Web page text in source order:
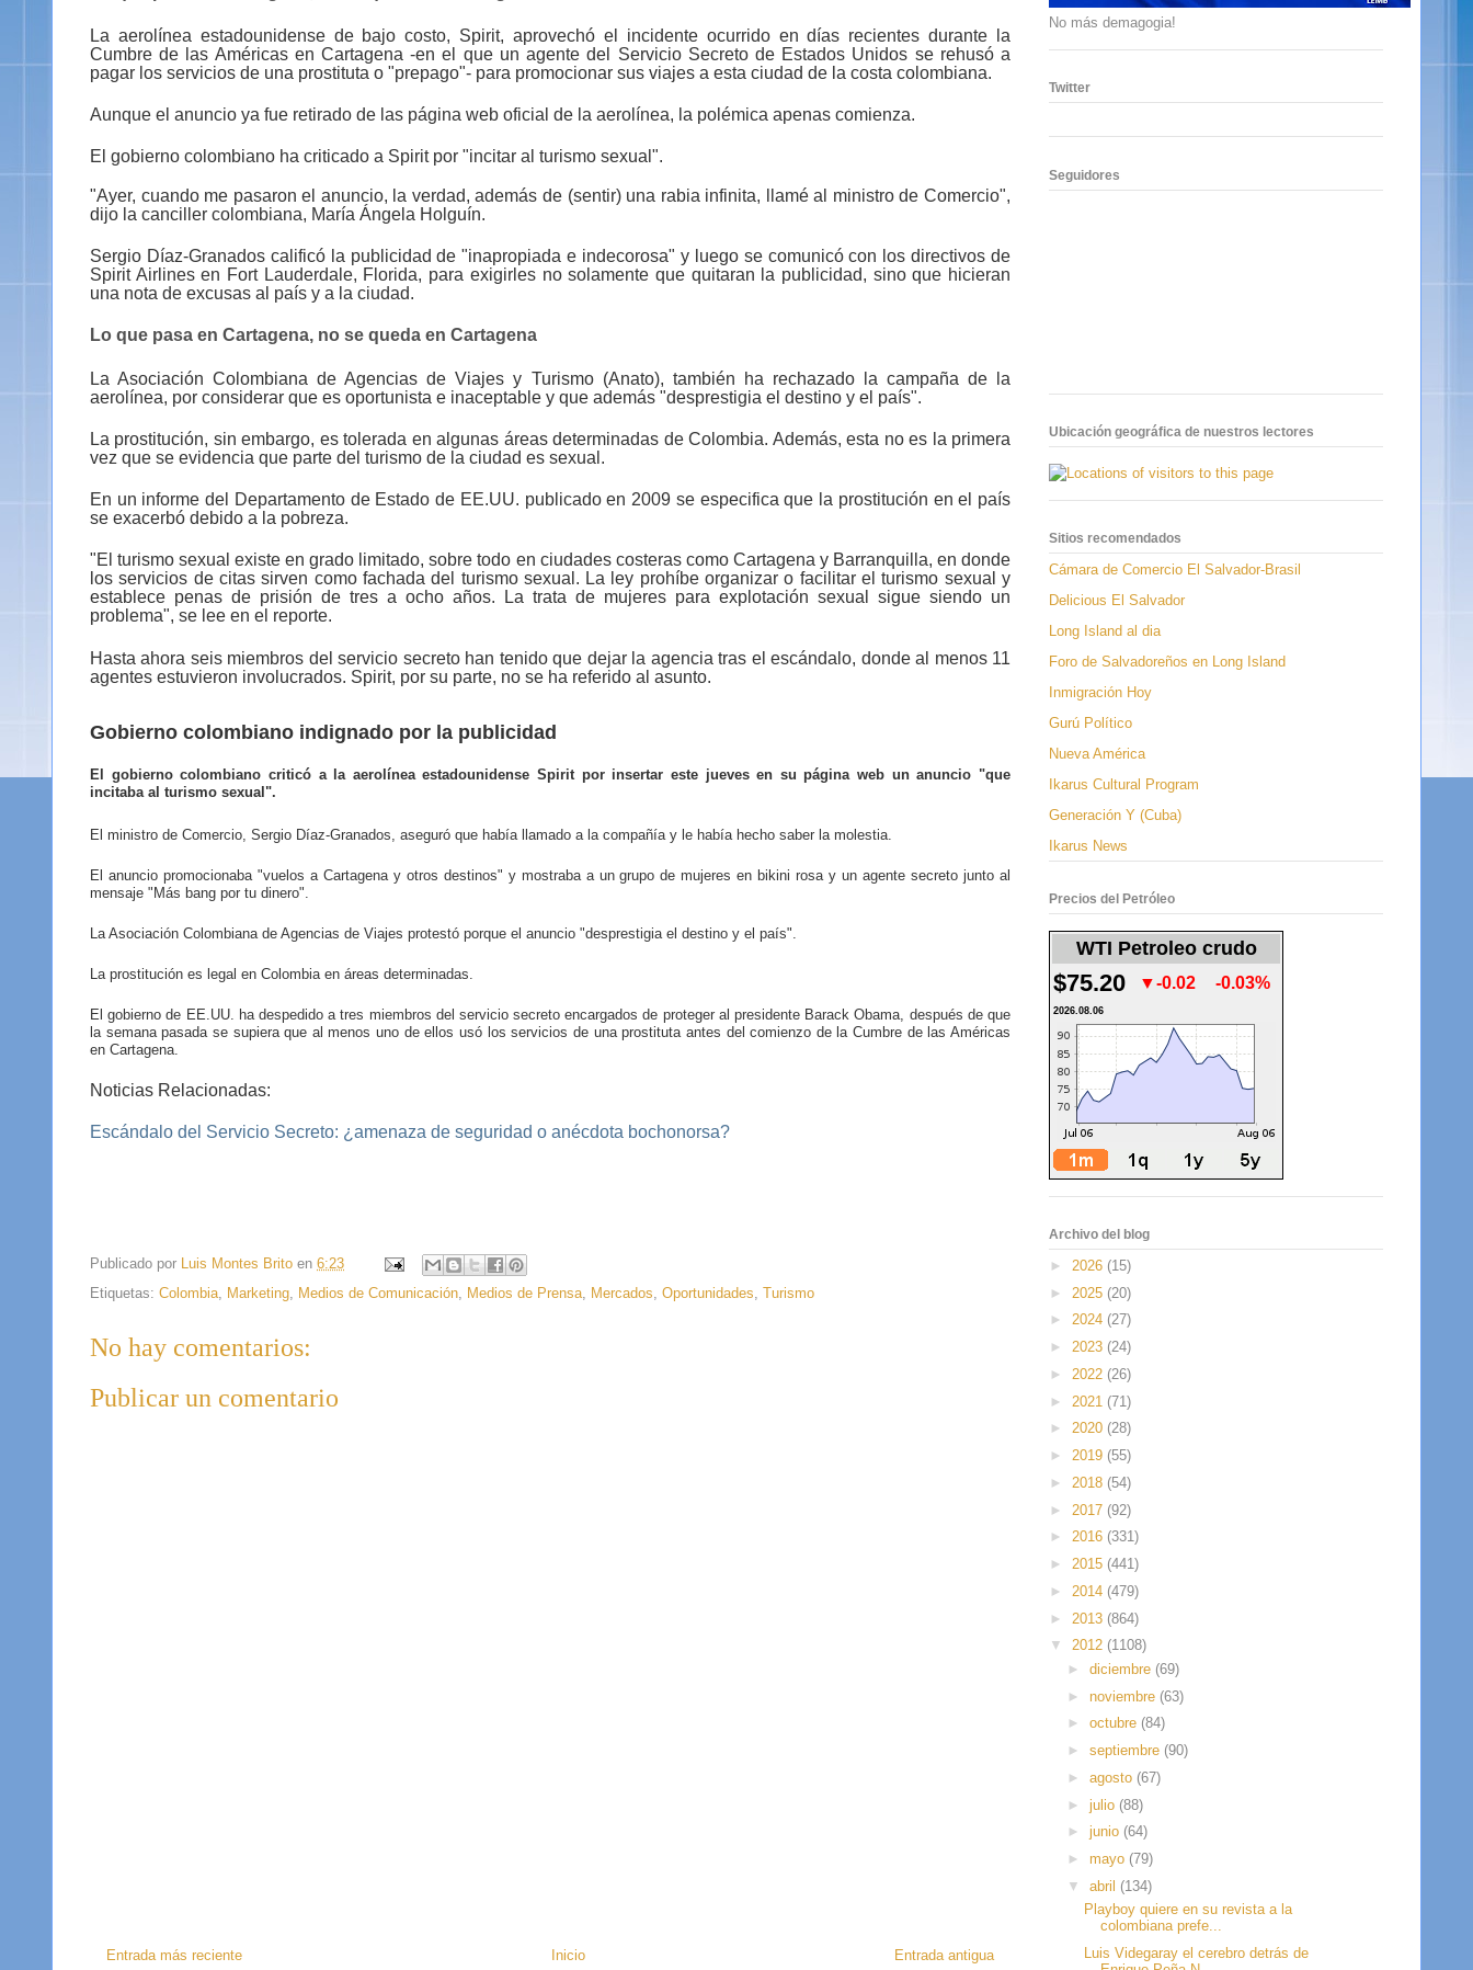
La aerolínea estadounidense de bajo costo, Spirit, aprovechó el incidente ocurrido en días recientes durante la
Cumbre de las Américas en Cartagena -en el que un agente del Servicio Secreto de Estados Unidos se rehusó a
pagar los servicios de una prostituta o "prepago"- para promocionar sus viajes a esta ciudad de la costa colombiana.
Aunque el anuncio ya fue retirado de las página web oficial de la aerolínea, la polémica apenas comienza.
El gobierno colombiano ha criticado a Spirit por "incitar al turismo sexual".
"Ayer, cuando me pasaron el anuncio, la verdad, además de (sentir) una rabia infinita, llamé al ministro de Comercio",
dijo la canciller colombiana, María Ángela Holguín.
Sergio Díaz-Granados calificó la publicidad de "inapropiada e indecorosa" y luego se comunicó con los directivos de
Spirit Airlines en Fort Lauderdale, Florida, para exigirles no solamente que quitaran la publicidad, sino que hicieran
una nota de excusas al país y a la ciudad.
Lo que pasa en Cartagena, no se queda en Cartagena
La Asociación Colombiana de Agencias de Viajes y Turismo (Anato), también ha rechazado la campaña de la
aerolínea, por considerar que es oportunista e inaceptable y que además "desprestigia el destino y el país".
La prostitución, sin embargo, es tolerada en algunas áreas determinadas de Colombia. Además, esta no es la primera
vez que se evidencia que parte del turismo de la ciudad es sexual.
En un informe del Departamento de Estado de EE.UU. publicado en 2009 se especifica que la prostitución en el país
se exacerbó debido a la pobreza.
"El turismo sexual existe en grado limitado, sobre todo en ciudades costeras como Cartagena y Barranquilla, en donde
los servicios de citas sirven como fachada del turismo sexual. La ley prohíbe organizar o facilitar el turismo sexual y
establece penas de prisión de tres a ocho años. La trata de mujeres para explotación sexual sigue siendo un
problema", se lee en el reporte.
Hasta ahora seis miembros del servicio secreto han tenido que dejar la agencia tras el escándalo, donde al menos 11
agentes estuvieron involucrados. Spirit, por su parte, no se ha referido al asunto.
Gobierno colombiano indignado por la publicidad
El gobierno colombiano criticó a la aerolínea estadounidense Spirit por insertar este jueves en su página web un anuncio "que
incitaba al turismo sexual".
El ministro de Comercio, Sergio Díaz-Granados, aseguró que había llamado a la compañía y le había hecho saber la molestia.
El anuncio promocionaba "vuelos a Cartagena y otros destinos" y mostraba a un grupo de mujeres en bikini rosa y un agente secreto junto al
mensaje "Más bang por tu dinero".
La Asociación Colombiana de Agencias de Viajes protestó porque el anuncio "desprestigia el destino y el país".
La prostitución es legal en Colombia en áreas determinadas.
El gobierno de EE.UU. ha despedido a tres miembros del servicio secreto encargados de proteger al presidente Barack Obama, después de que
la semana pasada se supiera que al menos uno de ellos usó los servicios de una prostituta antes del comienzo de la Cumbre de las Américas
en Cartagena.
Noticias Relacionadas:
Escándalo del Servicio Secreto: ¿amenaza de seguridad o anécdota bochonorsa?
Publicado por Luis Montes Brito en 6:23
Etiquetas: Colombia Marketing Medios de Comunicación Medios de Prensa Mercados Oportunidades Turismo
No hay comentarios:
Publicar un comentario
Entrada más reciente Entrada antigua
Inicio
No más demagogia!
Twitter
Seguidores
Ubicación geográfica de nuestros lectores
Sitios recomendados
Cámara de Comercio El Salvador-Brasil
Delicious El Salvador
Long Island al dia
Foro de Salvadoreños en Long Island
Inmigración Hoy
Gurú Político
Nueva América
Ikarus Cultural Program
Generación Y (Cuba)
Ikarus News
Precios del Petróleo
WTI Petroleo crudo
$75.20 ▼-0.02 -0.03%
2026.08.06
Archivo del blog
► 2026 (15)
► 2025 (20)
► 2024 (27)
► 2023 (24)
► 2022 (26)
► 2021 (71)
► 2020 (28)
► 2019 (55)
► 2018 (54)
► 2017 (92)
► 2016 (331)
► 2015 (441)
► 2014 (479)
► 2013 (864)
▼ 2012 (1108)
► diciembre (69)
► noviembre (63)
► octubre (84)
► septiembre (90)
► agosto (67)
► julio (88)
► junio (64)
► mayo (79)
▼ abril (134)
Playboy quiere en su revista a la
colombiana prefe...
Luis Videgaray el cerebro detrás de